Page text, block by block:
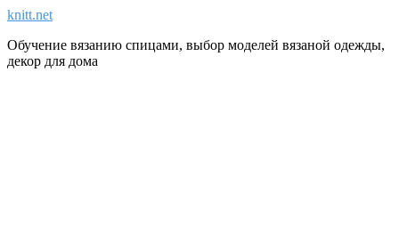
knitt.net
Обучение вязанию спицами, выбор моделей вязаной одежды,
декор для дома